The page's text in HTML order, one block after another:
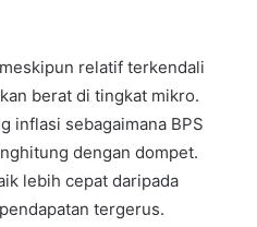
relatif terkendali
berat di tingkat mikro.
inflasi sebagaimana BPS
dengan dompet.
lebih cepat daripada
tergerus.